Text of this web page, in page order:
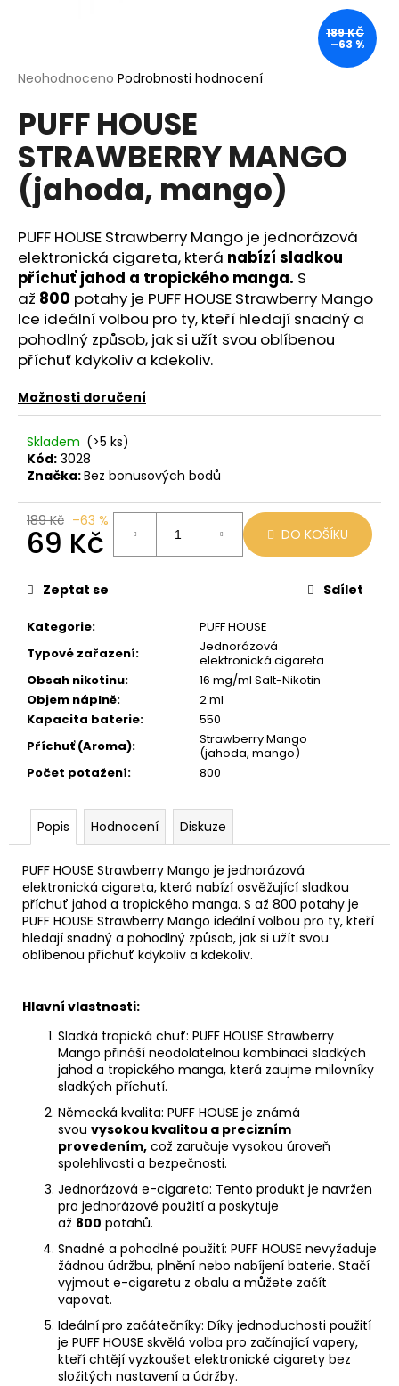
Průměrné
produktu
je
0,0
z
5
hvězdiček.
Neohodnoceno Podrobnosti hodnocení
PUFF HOUSE
STRAWBERRY MANGO
(jahoda, mango)
PUFF HOUSE Strawberry Mango je jednorázová
elektronická cigareta, která nabízí sladkou
příchuť jahod a tropického manga. S
až 800 potahy je PUFF HOUSE Strawberry Mango
Ice ideální volbou pro ty, kteří hledají snadný a
pohodlný způsob, jak si užít svou oblíbenou
příchuť kdykoliv a kdekoliv.
Možnosti doručení
Skladem (>5 ks)
Kód: 3028
Značka:Bez bonusových bodů
189 Kč –63 %
69 Kč
Měrná
cena:
DO KOŠÍKU
Kategorie:
PUFF HOUSE
Typové zařazení:
Jednorázová
elektronická cigareta
Obsah nikotinu:
16 mg/ml Salt-Nikotin
Objem náplně:
2 ml
Kapacita baterie:
550
Příchuť (Aroma):
Strawberry Mango
(jahoda, mango)
Počet potažení: 800
Zeptat se Sdílet
189 KČ
–63 %
Popis Hodnocení Diskuze
PUFF HOUSE Strawberry Mango je jednorázová
elektronická cigareta, která nabízí osvěžující sladkou
příchuť jahod a tropického manga. S až 800 potahy je
PUFF HOUSE Strawberry Mango ideální volbou pro ty, kteří
hledají snadný a pohodlný způsob, jak si užít svou
oblíbenou příchuť kdykoliv a kdekoliv.
Hlavní vlastnosti:
Sladká tropická chuť: PUFF HOUSE Strawberry
Mango přináší neodolatelnou kombinaci sladkých
jahod a tropického manga, která zaujme milovníky
sladkých příchutí.
Německá kvalita: PUFF HOUSE je známá
svou vysokou kvalitou a precizním
provedením, což zaručuje vysokou úroveň
spolehlivosti a bezpečnosti.
Jednorázová e-cigareta: Tento produkt je navržen
pro jednorázové použití a poskytuje
až 800 potahů.
Snadné a pohodlné použití: PUFF HOUSE nevyžaduje
žádnou údržbu, plnění nebo nabíjení baterie. Stačí
vyjmout e-cigaretu z obalu a můžete začít
vapovat.
Ideální pro začátečníky: Díky jednoduchosti použití
je PUFF HOUSE skvělá volba pro začínající vapery,
kteří chtějí vyzkoušet elektronické cigarety bez
složitých nastavení a údržby.
í
t
?
HLEDAT
D
o
p
o
r
č
u
e
m
e
LIO
POD
PASSION
FRUIT
59
Kč
Původně:
Kč